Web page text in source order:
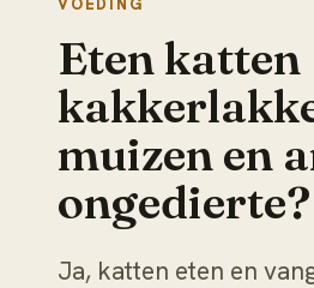
VOEDING
Eten katten
muizen en
ongedierte?
Ja, katten eten en